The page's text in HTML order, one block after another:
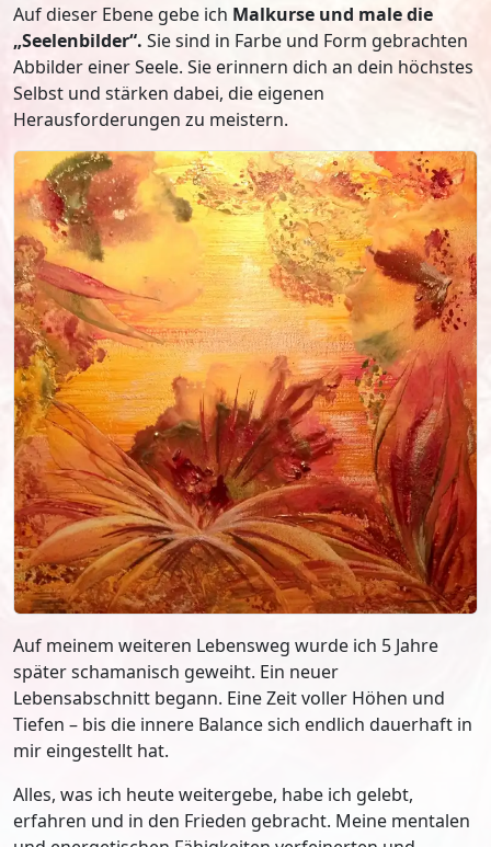
Auf dieser Ebene gebe ich Malkurse und male die
„Seelenbilder“. Sie sind in Farbe und Form gebrachten
Abbilder einer Seele. Sie erinnern dich an dein höchstes
Selbst und stärken dabei, die eigenen
Herausforderungen zu meistern.
Auf meinem weiteren Lebensweg wurde ich 5 Jahre
später schamanisch geweiht. Ein neuer
Lebensabschnitt begann. Eine Zeit voller Höhen und
Tiefen – bis die innere Balance sich endlich dauerhaft in
mir eingestellt hat.
Alles, was ich heute weitergebe, habe ich gelebt,
erfahren und in den Frieden gebracht. Meine mentalen